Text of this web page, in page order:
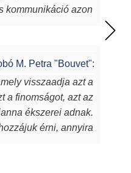
kommunikáció azon
igényesek,
által belevitt
készítőjük alkotás
a kincseit, viselem
magabiztosabb,
M. Petra "Bouvet":
visszaadja azt a
a finomságot, azt az
ékszerei adnak.
érni, annyira